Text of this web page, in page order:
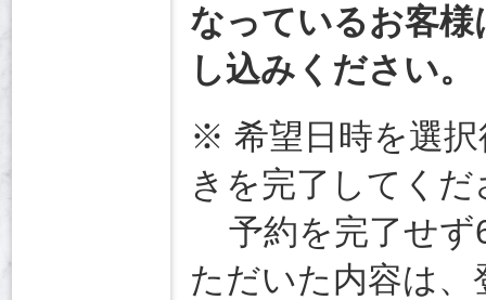
なっているお客
し込みください。
※ 希望日時を選択
きを完了してくだ
予約を完了せず
ただいた内容は